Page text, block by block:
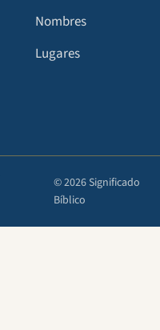
Nombres
Lugares
© 2026 Significado
Bíblico